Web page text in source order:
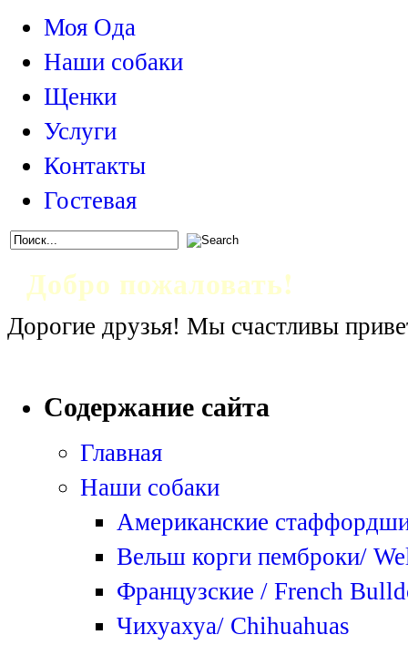
Моя Ода
Наши собаки
Щенки
Услуги
Контакты
Гостевая
Добро пожаловать!
Дорогие друзья! Мы счастливы
Содержание сайта
Главная
Наши собаки
Американские
Вельш корги пемброки/
Французские / French
Чихуахуа/ Chihuahuas